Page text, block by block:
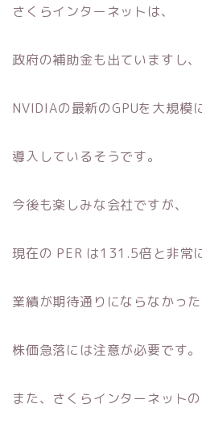
さくらインターネットは、
政府の補助金も出ていますし、
NVIDIAの最新のGPUを大規模
導入しているそうです。
今後も楽しみな会社ですが、
現在の PER は131.5倍と非常
業績が期待通りにならなかっ
株価急落には注意が必要です。
また、さくらインターネット